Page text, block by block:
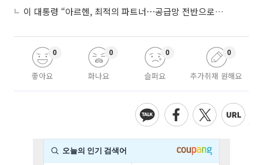
이 대통령 “아르헨, 최적의 파트너⋯공급망 전반으로 확대”
좋아요
0
화나요
0
슬퍼요
0
추가취재 원해요
0